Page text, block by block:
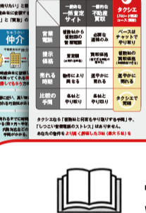
市区町村におけるマン
年度第四四半期）は次
の平均取引価格：約5,640
平均取引価格：約5,980万
平均取引価格：約6,280万円
4LDKのマンションの価